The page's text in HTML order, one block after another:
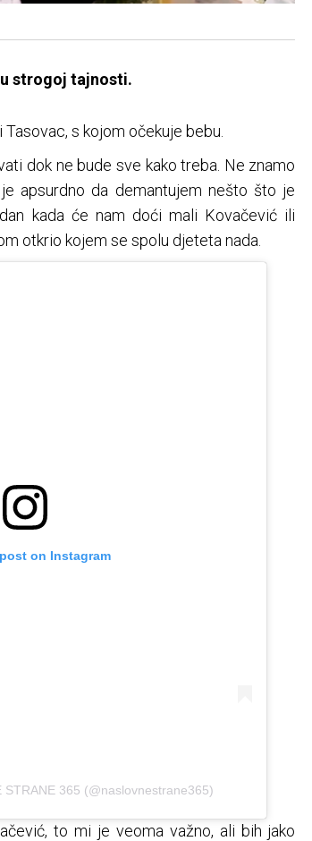
u strogoj tajnosti.
Tasovac, s kojom očekuje bebu.
dok ne bude sve kako treba. Ne znamo
apsurdno da demantujem nešto što je
kada će nam doći mali Kovačević ili
otkrio kojem se spolu djeteta nada.
on Instagram
STRANE 365 (@naslovnestrane365)
to mi je veoma važno, ali bih jako